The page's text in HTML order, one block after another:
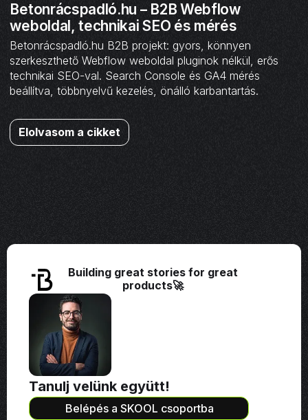
Betonrácspadló.hu – B2B Webflow
weboldal, technikai SEO és mérés
Betonrácspadló.hu B2B projekt: gyors, könnyen
szerkeszthető Webflow weboldal pluginok nélkül, erős
technikai SEO-val. Search Console és GA4 mérés
beállítva, többnyelvű kezelés, önálló karbantartás.
Elolvasom a cikket
Building great stories for great
products🚀
Tanulj velünk együtt!
Belépés a SKOOL csoportba